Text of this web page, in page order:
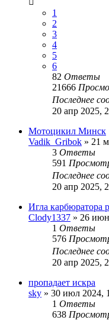
1
2
3
4
5
6
82 Ответы
21666
Последнее
20 апр 2025,
Мотоцикил Минск
Vadik_Gribok » 21
3 Ответы
591
Последнее
20 апр 2025,
Игла карбюратора
Clody1337 » 26
1 Ответы
576
Последнее
20 апр 2025,
пропадает искра
sky » 30 июл 2024,
1 Ответы
638